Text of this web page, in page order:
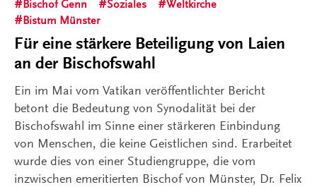
Bischof Genn
Soziales
Weltkirche
Bistum Münster
Für eine stärkere Beteiligung von Laien
an der Bischofswahl
Ein im Mai vom Vatikan veröffentlichter Bericht
betont die Bedeutung von Synodalität bei der
Bischofswahl im Sinne einer stärkeren Einbindung
von Menschen, die keine Geistlichen sind. Erarbeitet
wurde dies von einer Studiengruppe, die vom
inzwischen emeritierten Bischof von Münster, Dr. Felix